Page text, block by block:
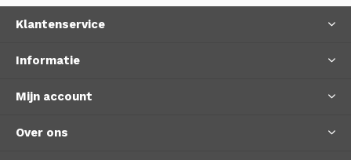
Klantenservice
Informatie
Mijn account
Over ons